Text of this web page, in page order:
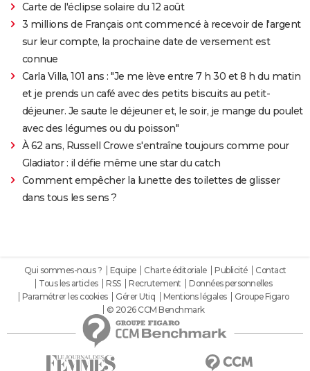
Carte de l'éclipse solaire du 12 août
3 millions de Français ont commencé à recevoir de l'argent
sur leur compte, la prochaine date de versement est
connue
Carla Villa, 101 ans : "Je me lève entre 7 h 30 et 8 h du matin
et je prends un café avec des petits biscuits au petit-
déjeuner. Je saute le déjeuner et, le soir, je mange du poulet
avec des légumes ou du poisson"
À 62 ans, Russell Crowe s'entraîne toujours comme pour
Gladiator : il défie même une star du catch
Comment empêcher la lunette des toilettes de glisser
dans tous les sens ?
Qui sommes-nous ? Equipe Charte éditoriale Publicité
Contact
Tous les articles
RSS Recrutement
Données personnelles
Paramétrer les cookies
Gérer Utiq Mentions légales
Groupe Figaro
© 2026 CCM Benchmark